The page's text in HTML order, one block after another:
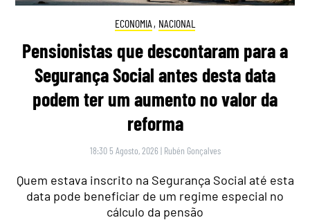
ECONOMIA , NACIONAL
Pensionistas que descontaram para a
Segurança Social antes desta data
podem ter um aumento no valor da
reforma
18:30 5 Agosto, 2026 | Rubén Gonçalves
Quem estava inscrito na Segurança Social até esta
data pode beneficiar de um regime especial no
cálculo da pensão